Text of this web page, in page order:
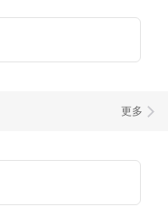
更多